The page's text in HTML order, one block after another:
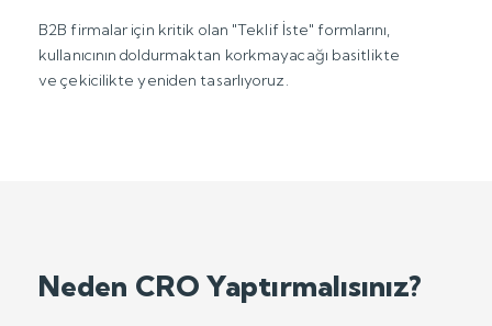
B2B firmalar için kritik olan "Teklif İste" formlarını,
kullanıcının doldurmaktan korkmayacağı basitlikte
ve çekicilikte yeniden tasarlıyoruz.
Neden CRO Yaptırmalısınız?